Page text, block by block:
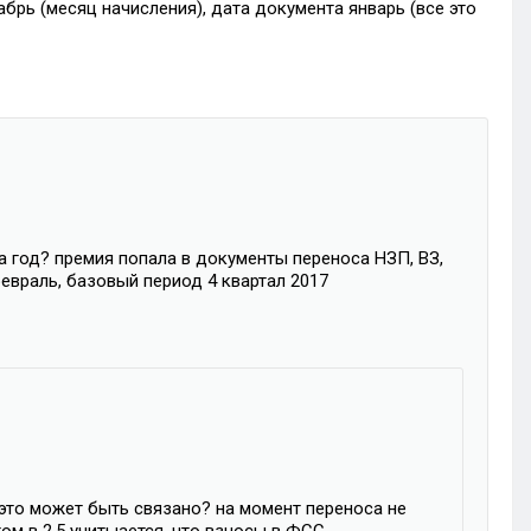
(месяц начисления), дата документа январь (все это
год? премия попала в документы переноса НЗП, ВЗ,
базовый период 4 квартал 2017
может быть связано? на момент переноса не